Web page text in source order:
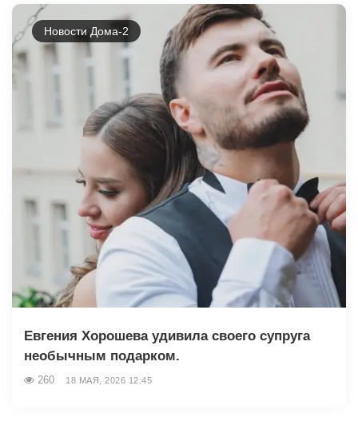
Новости Дома-2
Евгения Хорошева удивила своего супруга
необычным подарком.
260 18 МАЯ, 2026 12:45